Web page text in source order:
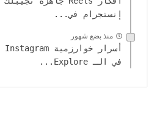
إنستجرام في...
منذ بضع شهور
في الـ Explore...